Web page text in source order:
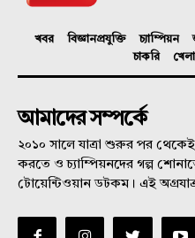
খবর বিজ্ঞানপ্রযুক্তি চ্যাম্পিয়ন
চাকরি
আমাদের সম্পর্কে
২০১০ সালে যাত্রা শুরুর পর
করতে ও চ্যাম্পিয়নদের গল্প
টোয়েন্টিওয়ান ডটকম। এই